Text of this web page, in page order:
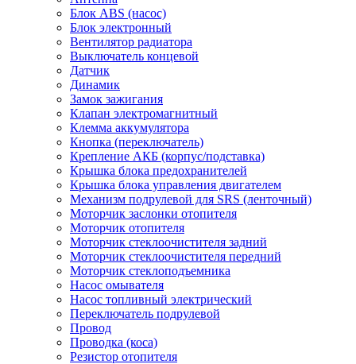
Блок ABS (насос)
Блок электронный
Вентилятор радиатора
Выключатель концевой
Датчик
Динамик
Замок зажигания
Клапан электромагнитный
Клемма аккумулятора
Кнопка (переключатель)
Крепление АКБ (корпус/подставка)
Крышка блока предохранителей
Крышка блока управления двигателем
Механизм подрулевой для SRS (ленточный)
Моторчик заслонки отопителя
Моторчик отопителя
Моторчик стеклоочистителя задний
Моторчик стеклоочистителя передний
Моторчик стеклоподъемника
Насос омывателя
Насос топливный электрический
Переключатель подрулевой
Провод
Проводка (коса)
Резистор отопителя